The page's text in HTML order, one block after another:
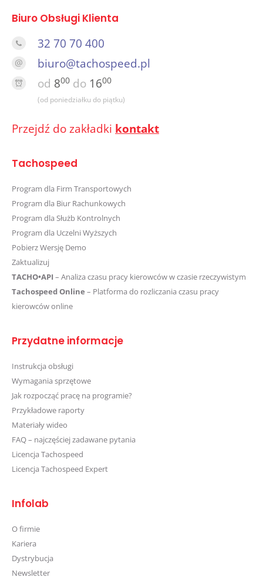
Biuro Obsługi Klienta
32 70 70 400
biuro@tachospeed.pl
od 800 do 1600
(od poniedziałku do piątku)
Przejdź do zakładki kontakt
Tachospeed
Program dla Firm Transportowych
Program dla Biur Rachunkowych
Program dla Służb Kontrolnych
Program dla Uczelni Wyższych
Pobierz Wersję Demo
Zaktualizuj
TACHO•API – Analiza czasu pracy kierowców w czasie rzeczywistym
Tachospeed Online – Platforma do rozliczania czasu pracy
kierowców online
Przydatne informacje
Instrukcja obsługi
Wymagania sprzętowe
Jak rozpocząć pracę na programie?
Przykładowe raporty
Materiały wideo
FAQ – najczęściej zadawane pytania
Licencja Tachospeed
Licencja Tachospeed Expert
Infolab
O firmie
Kariera
Dystrybucja
Newsletter